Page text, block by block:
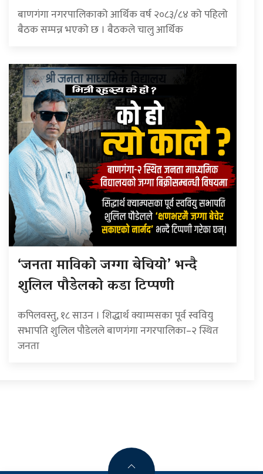
बाणगंगा नगरपालिकाको आर्थिक वर्ष २०८३/८४ को पहिलो
बैठक सम्पन्न भएको छ । बैठकले चालु आर्थिक
‘जनता माविको जग्गा बेचियो’ भन्दै
शुलिल पौडेलको कडा टिप्पणी
कपिलवस्तु, १८ साउन । शिद्धार्थ क्याम्पसका पूर्व स्ववियु
सभापति शुलिल पौडेलले बाणगंगा नगरपालिका–२ स्थित
जनता